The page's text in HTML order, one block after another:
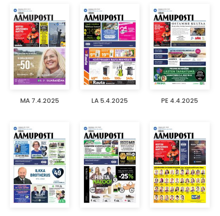
MA 7.4.2025 LA 5.4.2025 PE 4.4.2025